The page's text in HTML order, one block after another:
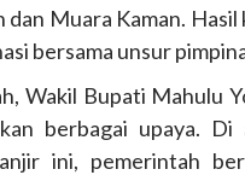
dan Muara Kaman.
bersama unsur
Wakil Bupati Mahulu
berbagai upaya.
ini, pemerintah